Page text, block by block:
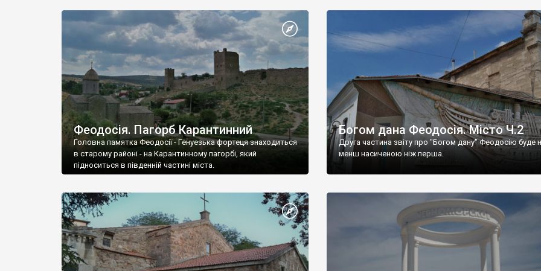
Феодосія. Пагорб Карантинний
Головна памятка Феодосії - Генуезька фортеця знаходиться
в старому районі - на Карантинному пагорбі, який
підноситься в південній частині міста.
Богом дана Феодосія. Місто Ч.2
Друга частина звіту про "Богом дану" Феодосію буде
менш насиченою ніж перша.